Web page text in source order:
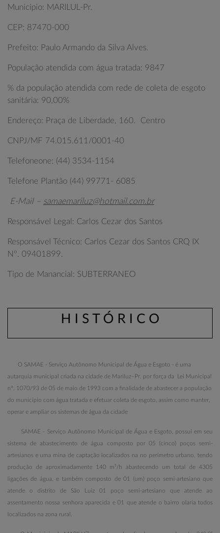
Município: MARILUL-Pr.
CEP: 87470-000
Prefeito: Paulo Armando da Silva Alves.
População atendida com água tratada: 9847
% da população atendida com rede de coleta de esgoto
sanitária: 90,00%
Endereço: Praça de Liberdade, 160. Centro
CNPJ/MF 74.015.611/0001-40
Telefoneone: (44) 3534-1154
Telefone Plantão (44) 99771- 6085
E-Mail – samaemariluz@hotmail.com.br
Responsável Legal: Carlos Cezar dos Santos
Responsável Técnico: Carlos Cezar dos Santos CRQ IX
Nº. 09401899.
Tipo de Manancial: SUBTERRANEO
H I S T Ó R I C O
O SAMAE - Serviço Autônomo Municipal de Água e Esgoto - é uma
autarquia municipal criada na cidade de Mariluz–Pr. por força da Lei Municipal
nº. 1070/93 de 05 de maio de 1993 com a finalidade de abastecer a população
do município com água tratada e efetuar coleta de esgoto, assim como manter,
operar e ampliar os sistemas de água da cidade
SAMAE - Serviço Autônomo Municipal de Água e Esgoto, possui em seu
sistema de abastecimento de água composto por 05 (cinco) poços semi-
artesianos e uma mina de captação localizados na no perímetro urbano, tendo
produção de aproximadamente 140 m³/h abastecendo um total de 4305
ligações de água, e também composto de 01 (um) poço semi-artesiano que
atende o distrito de São Luiz 01 poço semi-artesiano que atende ao
assentamento nossa senhora aparecida e 01 que atende o bairro olaria todos
localizados na zona rural.